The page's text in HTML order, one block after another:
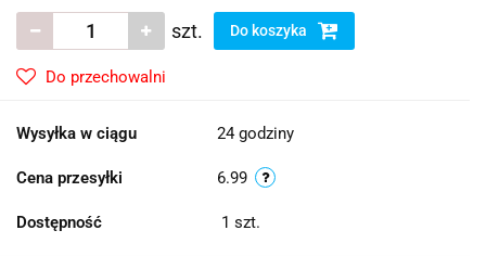
szt. Do koszyka
Do przechowalni
Wysyłka w ciągu 24 godziny
Cena przesyłki 6.99
Dostępność 1 szt.